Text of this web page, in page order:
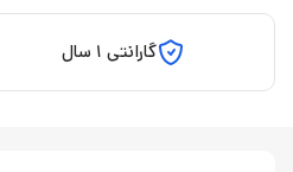
گارانتی 1 سال